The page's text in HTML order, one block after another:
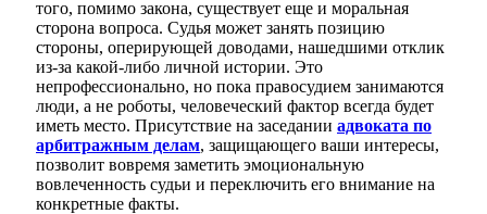
того, помимо закона, существует еще и моральная
сторона вопроса. Судья может занять позицию
стороны, оперирующей доводами, нашедшими отклик
из-за какой-либо личной истории. Это
непрофессионально, но пока правосудием занимаются
люди, а не роботы, человеческий фактор всегда будет
иметь место. Присутствие на заседании адвоката по
арбитражным делам, защищающего ваши интересы,
позволит вовремя заметить эмоциональную
вовлеченность судьи и переключить его внимание на
конкретные факты.